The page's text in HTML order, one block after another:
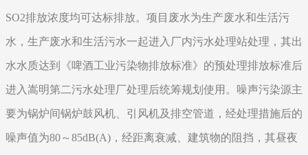
SO2排放浓度均可达标排放。项目废水为生产废水和生活污
水，生产废水和生活污水一起进入厂内污水处理站处理，其出
水水质达到《啤酒工业污染物排放标准》的预处理排放标准后
进入嵩明第二污水处理厂处理后统筹规划使用。噪声污染源主
要为锅炉间锅炉鼓风机、引风机及排空管道，经处理措施后的
噪声值为80～85dB(A)，经距离衰减、建筑物的阻挡，其昼夜